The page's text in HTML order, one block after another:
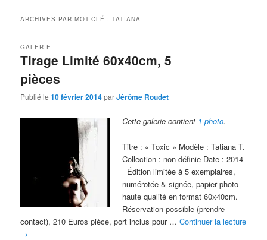
ARCHIVES PAR MOT-CLÉ :TATIANA
Tirage Limité 60x40cm, 5
pièces
GALERIE
Publié le10 février 2014parJérôme Roudet
Cette galerie contient 1 photo.
Titre : « Toxic » Modèle : Tatiana T.
Collection : non définie Date : 2014
Édition limitée à 5 exemplaires,
numérotée & signée, papier photo
haute qualité en format 60x40cm.
Réservation possible (prendre
contact), 210 Euros pièce, port inclus pour …Continuer la lecture
→